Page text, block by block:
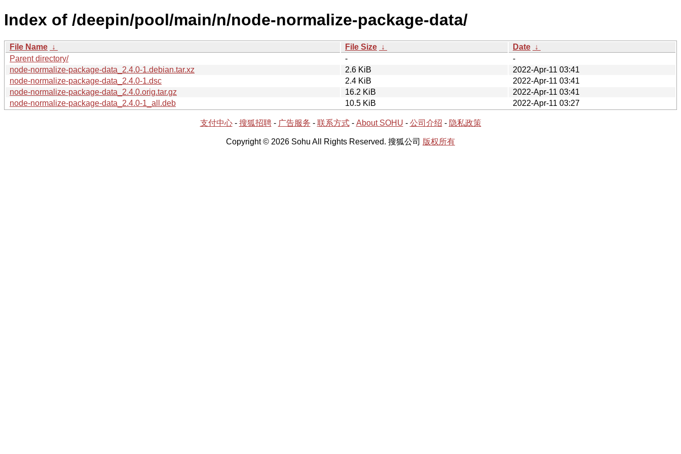
Index of /deepin/pool/main/n/node-normalize-package-data/
File Name ↓ File Size ↓ Date ↓
Parent directory/
-
-
node-normalize-package-data_2.4.0-1.debian.tar.xz
2.6 KiB
2022-Apr-11 03:41
node-normalize-package-data_2.4.0-1.dsc
2.4 KiB
2022-Apr-11 03:41
node-normalize-package-data_2.4.0.orig.tar.gz
16.2 KiB
2022-Apr-11 03:41
node-normalize-package-data_2.4.0-1_all.deb
10.5 KiB 2022-Apr-11 03:27
支付中心- 搜狐招聘- 广告服务 - 联系方式- About SOHU - 公司介绍 - 隐私政策
Copyright © 2026 Sohu All Rights Reserved. 搜狐公司 版权所有